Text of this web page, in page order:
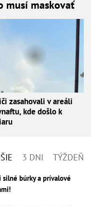
musí maskovať
zasahovali v areáli
kde došlo k
3 DNI TÝŽDEŇ
silné búrky a prívalové